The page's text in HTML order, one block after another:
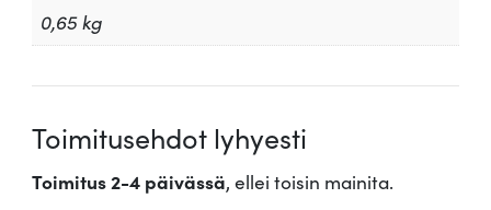
0,65 kg
Toimitusehdot lyhyesti
Toimitus 2-4 päivässä, ellei toisin mainita.